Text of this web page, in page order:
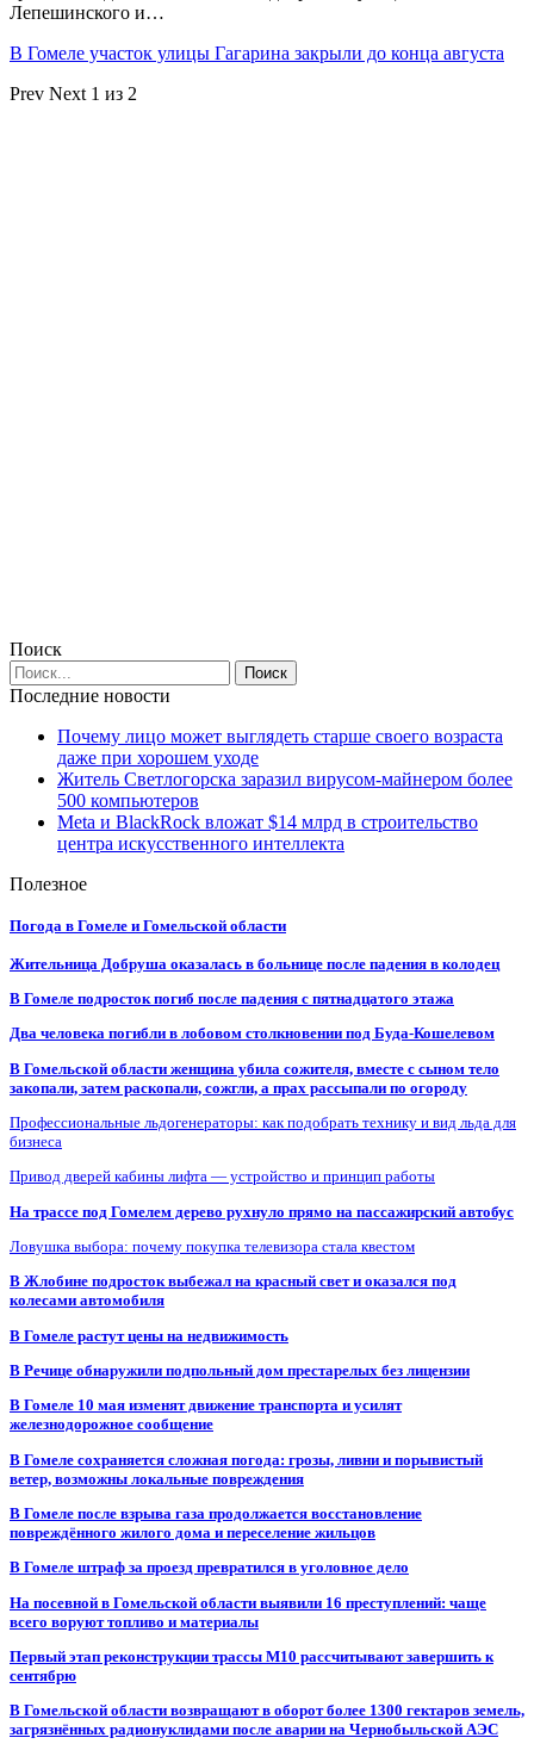
Лепешинского и…
В Гомеле участок улицы Гагарина закрыли до конца августа
Prev Next 1 из 2
Поиск
Последние новости
Почему лицо может выглядеть старше своего возраста
даже при хорошем уходе
Житель Светлогорска заразил вирусом-майнером более
500 компьютеров
Meta и BlackRock вложат $14 млрд в строительство
центра искусственного интеллекта
Полезное
Погода в Гомеле и Гомельской области
Жительница Добруша оказалась в больнице после падения в колодец
В Гомеле подросток погиб после падения с пятнадцатого этажа
Два человека погибли в лобовом столкновении под Буда-Кошелевом
В Гомельской области женщина убила сожителя, вместе с сыном тело
закопали, затем раскопали, сожгли, а прах рассыпали по огороду
Профессиональные льдогенераторы: как подобрать технику и вид льда для
бизнеса
Привод дверей кабины лифта — устройство и принцип работы
На трассе под Гомелем дерево рухнуло прямо на пассажирский автобус
Ловушка выбора: почему покупка телевизора стала квестом
В Жлобине подросток выбежал на красный свет и оказался под
колесами автомобиля
В Гомеле растут цены на недвижимость
В Речице обнаружили подпольный дом престарелых без лицензии
В Гомеле 10 мая изменят движение транспорта и усилят
железнодорожное сообщение
В Гомеле сохраняется сложная погода: грозы, ливни и порывистый
ветер, возможны локальные повреждения
В Гомеле после взрыва газа продолжается восстановление
повреждённого жилого дома и переселение жильцов
В Гомеле штраф за проезд превратился в уголовное дело
На посевной в Гомельской области выявили 16 преступлений: чаще
всего воруют топливо и материалы
Первый этап реконструкции трассы М10 рассчитывают завершить к
сентябрю
В Гомельской области возвращают в оборот более 1300 гектаров земель,
загрязнённых радионуклидами после аварии на Чернобыльской АЭС